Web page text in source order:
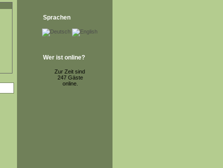
Sprachen
Wer ist online?
Zur Zeit sind
247 Gäste
online.